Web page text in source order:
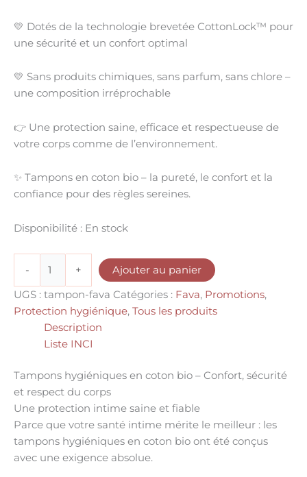
💛 Dotés de la technologie brevetée CottonLock™ pour
une sécurité et un confort optimal
💛 Sans produits chimiques, sans parfum, sans chlore –
une composition irréprochable
👉 Une protection saine, efficace et respectueuse de
votre corps comme de l’environnement.
✨ Tampons en coton bio – la pureté, le confort et la
confiance pour des règles sereines.
Disponibilité : En stock
- +
Ajouter au panier
UGS : tampon-fava Catégories : Fava, Promotions,
Protection hygiénique, Tous les produits
Description
Liste INCI
Tampons hygiéniques en coton bio – Confort, sécurité
et respect du corps
Une protection intime saine et fiable
Parce que votre santé intime mérite le meilleur : les
tampons hygiéniques en coton bio ont été conçus
avec une exigence absolue.